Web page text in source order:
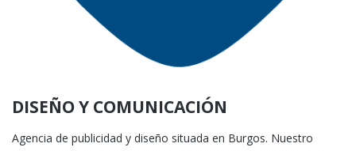
DISEÑO Y COMUNICACIÓN
Agencia de publicidad y diseño situada en Burgos. Nuestro